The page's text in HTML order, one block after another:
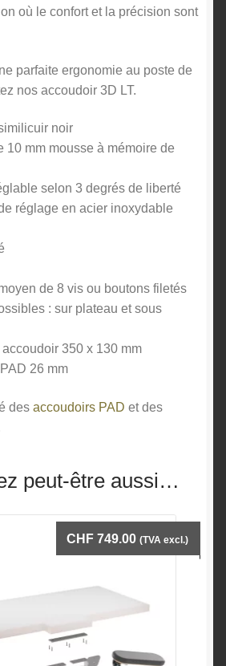
où le confort et la précision sont
parfaite ergonomie au poste de
nos accoudoir 3D LT.
noir
10 mm mousse à mémoire de
selon 3 degrés de liberté
réglage en acier inoxydable
de 8 vis ou boutons filetés
: sur plateau et sous
350 x 130 mm
26 mm
des accoudoirs PAD et des
peut-être aussi…
CHF 749.00 (TVA excl.)